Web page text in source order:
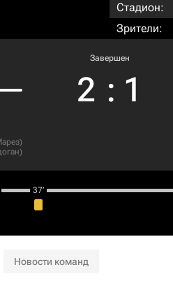
Стадион:
Зрители:
Завершен
2 : 1
)
)
37‎’‎
Новости команд